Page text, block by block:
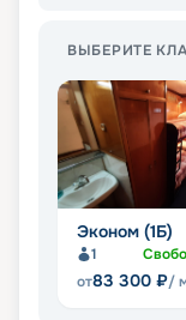
ВЫБЕРИТЕ
Эконом (1Б)
1
от83 300 ₽/